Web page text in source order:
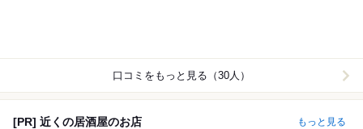
口コミをもっと見る（30人）
[PR] 近くの居酒屋のお店 もっと見る